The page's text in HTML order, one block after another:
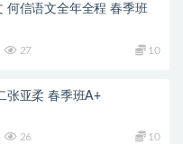
何信语文全年全程 春季班
27 10
张亚柔 春季班A+
26 10